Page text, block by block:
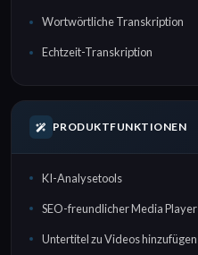
Wortwörtliche Transkription
Echtzeit-Transkription
PRODUKTFUNKTIONEN
KI-Analysetools
SEO-freundlicher Media Player
Untertitel zu Videos hinzufügen